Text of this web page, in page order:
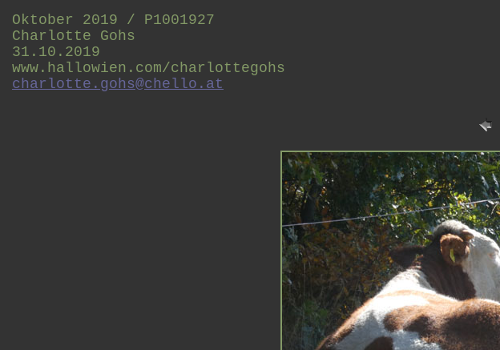
Oktober 2019 / P1001927
Charlotte Gohs
31.10.2019
www.hallowien.com/charlottegohs
charlotte.gohs@chello.at